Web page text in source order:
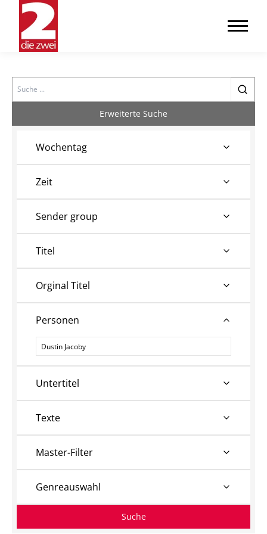
Search
Erweiterte Suche
Wochentag
Zeit
Sender group
Titel
Orginal Titel
Personen
Personen
Untertitel
Texte
Master-Filter
Genreauswahl
Suche